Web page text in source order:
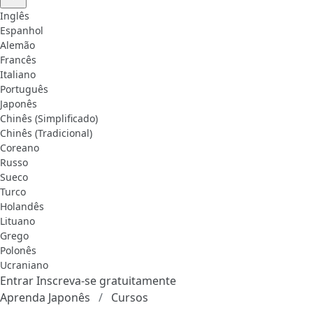
Inglês
Espanhol
Alemão
Francês
Italiano
Português
Japonês
Chinês (Simplificado)
Chinês (Tradicional)
Coreano
Russo
Sueco
Turco
Holandês
Lituano
Grego
Polonês
Ucraniano
EntrarInscreva-se gratuitamente
Aprenda Japonês
Cursos